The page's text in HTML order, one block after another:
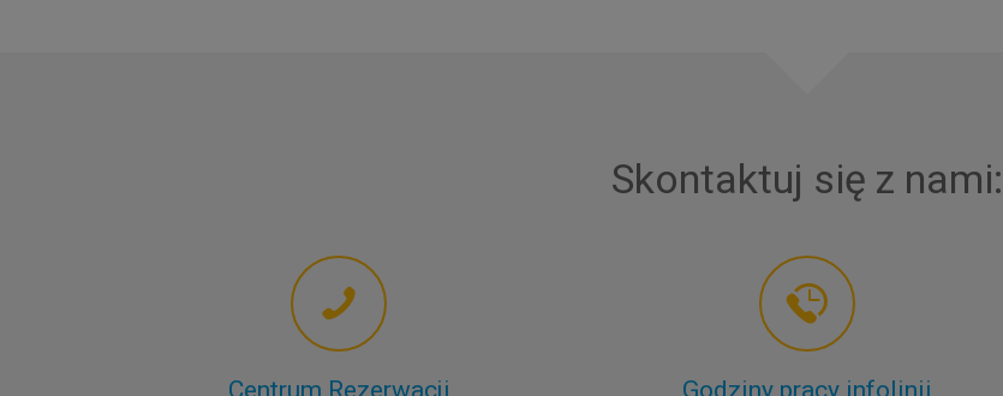
Skontaktuj się z nami: